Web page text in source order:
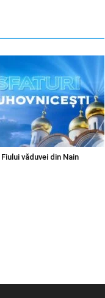
văduvei din Nain